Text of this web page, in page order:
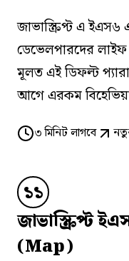
জাভাস্ক্রিপ্ট এ
ডেভেলপারদের
মূলত এই ডিফল্ট
আগে এরকম
৩মিনিট লাগবে
১১
জাভাস্ক্রিপ্ট
(Map)